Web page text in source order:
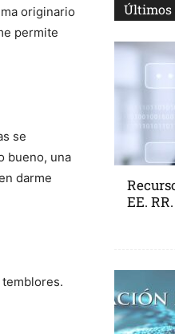
originario
permite
se
bueno, una
darme
Últimos
EE. RR.